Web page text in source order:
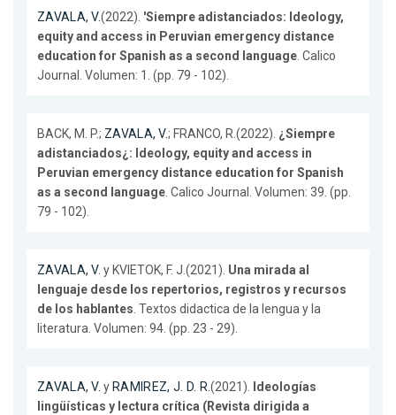
ZAVALA, V.(2022). 'Siempre adistanciados: Ideology,
equity and access in Peruvian emergency distance
education for Spanish as a second language. Calico
Journal. Volumen: 1. (pp. 79 - 102).
BACK, M. P.; ZAVALA, V.; FRANCO, R.(2022). ¿Siempre
adistanciados¿: Ideology, equity and access in
Peruvian emergency distance education for Spanish
as a second language. Calico Journal. Volumen: 39. (pp.
79 - 102).
ZAVALA, V. y KVIETOK, F. J.(2021). Una mirada al
lenguaje desde los repertorios, registros y recursos
de los hablantes. Textos didactica de la lengua y la
literatura. Volumen: 94. (pp. 23 - 29).
ZAVALA, V. y RAMIREZ, J. D. R.(2021). Ideologías
lingüísticas y lectura crítica (Revista dirigida a